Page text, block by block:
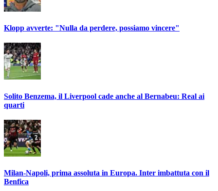
Klopp avverte: "Nulla da perdere, possiamo vincere"
Solito Benzema, il Liverpool cade anche al Bernabeu: Real ai
quarti
Milan-Napoli, prima assoluta in Europa. Inter imbattuta con il
Benfica